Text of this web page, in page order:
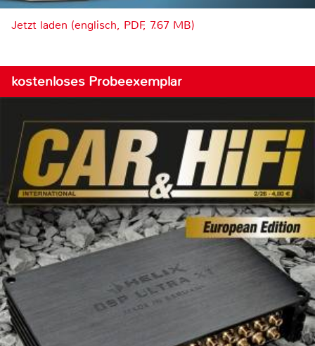
Jetzt laden (englisch, PDF, 7.67 MB)
kostenloses Probeexemplar